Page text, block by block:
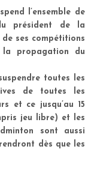
l’ensemble de
président de la
de ses compétitions
propagation du
toutes les
de toutes les
et ce jusqu’au 15
jeu libre) et les
sont aussi
dès que les